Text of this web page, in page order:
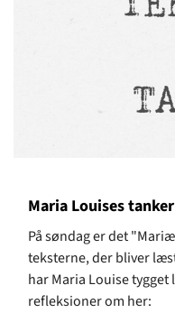
Maria Louises
På søndag er det
teksterne, der bliver
har Maria Louise
refleksioner om her: